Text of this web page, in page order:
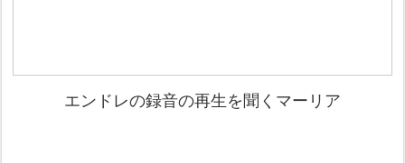
エンドレの録音の再生を聞くマーリア